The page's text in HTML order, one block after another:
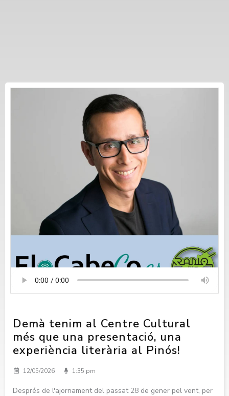
Demà tenim al Centre Cultural
més que una presentació, una
experiència literària al Pinós!
12/05/2026 1:35 pm
Després de l'ajornament del passat 28 de gener pel vent, per